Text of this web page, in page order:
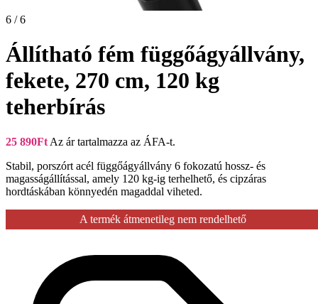
6 / 6
Állítható fém függőágyállvány,
fekete, 270 cm, 120 kg
teherbírás
25 890Ft Az ár tartalmazza az ÁFA-t.
Stabil, porszórt acél függőágyállvány 6 fokozatú hossz- és
magasságállítással, amely 120 kg-ig terhelhető, és cipzáras
hordtáskában könnyedén magaddal viheted.
A termék átmenetileg nem rendelhető